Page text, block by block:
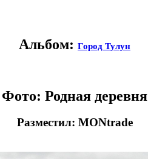
Альбом: Город Тулун
Фото: Родная деревня
Разместил: MONtrade